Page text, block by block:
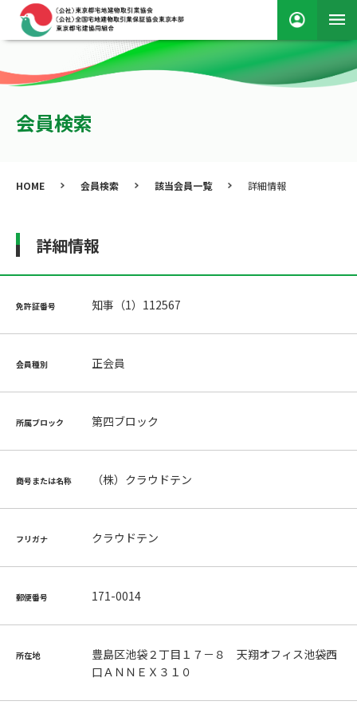
会員検索
HOME 会員検索 該当会員一覧 詳細情報
詳細情報
免許証番号 知事（1）112567
会員種別 正会員
所属ブロック 第四ブロック
商号または名称 （株）クラウドテン
フリガナ クラウドテン
郵便番号 171-0014
所在地
豊島区池袋２丁目１７－８ 天翔オフィス池袋西
口ＡＮＮＥＸ３１０